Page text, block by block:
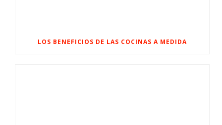
LOS BENEFICIOS DE LAS COCINAS A MEDIDA